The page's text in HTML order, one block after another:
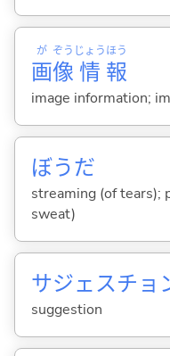
画
が
像
ぞう
情
じょう
報
ほう
image information;
ぼうだ
streaming (of tears);
sweat)
サジェスチョ
suggestion